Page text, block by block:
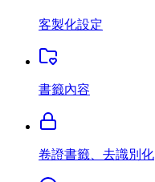
客製化設定
書籤內容
卷證書籤、去識別化